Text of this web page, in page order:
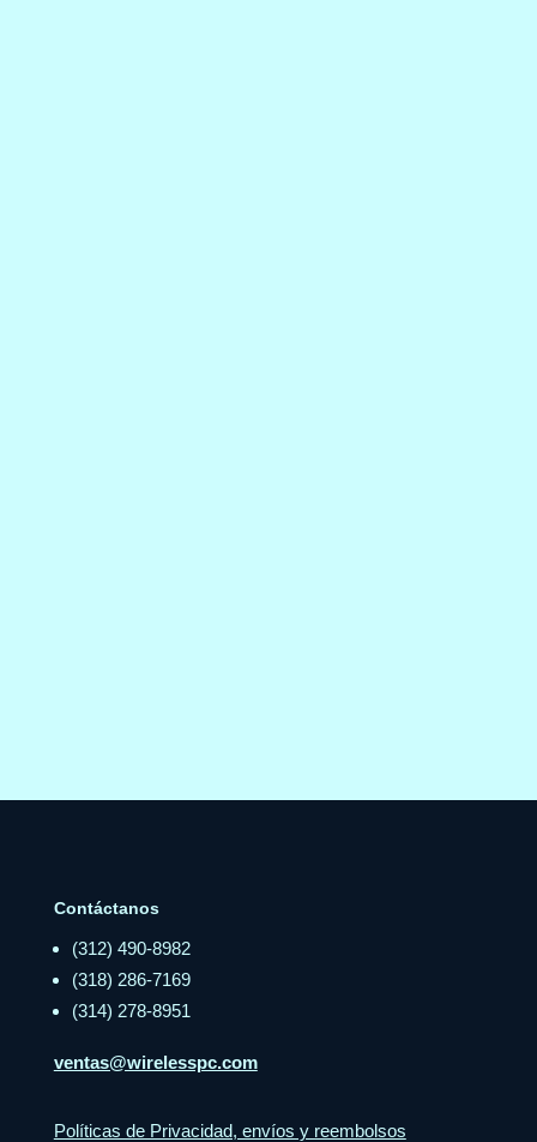
Contáctanos
(312) 490-8982
(318) 286-7169
(314) 278-8951
ventas@wirelesspc.com
Políticas de Privacidad, envíos y reembolsos